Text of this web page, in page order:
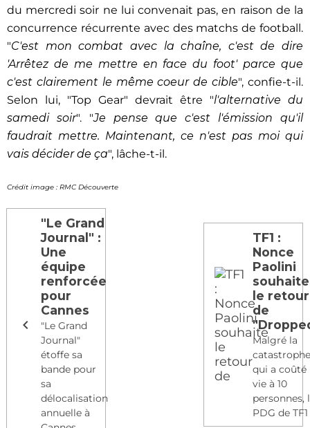
du mercredi soir ne lui convenait pas, en raison de la
concurrence récurrente avec des matchs de football.
"C'est mon combat avec la chaîne, c'est de dire
'Arrêtez de me mettre en face du foot' parce que
c'est clairement le même coeur de cible", confie-t-il.
Selon lui, "Top Gear" devrait être "l'alternative du
samedi soir". "Je pense que c'est l'émission qu'il
faudrait mettre. Maintenant, ce n'est pas moi qui
vais décider de ça", lâche-t-il.
Crédit image : RMC Découverte
"Le Grand
Journal" :
Une
équipe
renforcée
pour
Cannes
"Le Grand
Journal"
étoffe sa
bande pour
sa
délocalisation
annuelle à
TF1 :
Nonce
Paolini
souhaite
le retour
de
Malgré la
qui a coûté
vie à 10
personnes,
PDG de TF1